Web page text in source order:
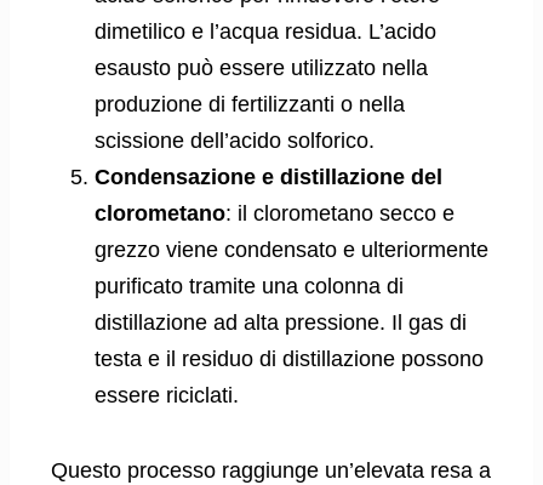
dimetilico e l’acqua residua. L’acido
esausto può essere utilizzato nella
produzione di fertilizzanti o nella
scissione dell’acido solforico.
Condensazione e distillazione del
clorometano: il clorometano secco e
grezzo viene condensato e ulteriormente
purificato tramite una colonna di
distillazione ad alta pressione. Il gas di
testa e il residuo di distillazione possono
essere riciclati.
Questo processo raggiunge un’elevata resa a